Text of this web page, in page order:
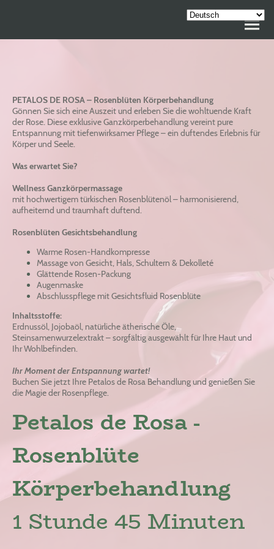
PETALOS DE ROSA – Rosenblüten Körperbehandlung
Gönnen Sie sich eine Auszeit und erleben Sie die wohltuende Kraft
der Rose. Diese exklusive Ganzkörperbehandlung vereint pure
Entspannung mit tiefenwirksamer Pflege – ein duftendes Erlebnis für
Körper und Seele.
Was erwartet Sie?
Wellness Ganzkörpermassage
mit hochwertigem türkischen Rosenblütenöl – harmonisierend,
aufheiternd und traumhaft duftend.
Rosenblüten Gesichtsbehandlung
Warme Rosen-Handkompresse
Massage von Gesicht, Hals, Schultern & Dekolleté
Glättende Rosen-Packung
Augenmaske
Abschlusspflege mit Gesichtsfluid Rosenblüte
Inhaltsstoffe:
Erdnussöl, Jojobaöl, natürliche ätherische Öle,
Steinsamenwurzelextrakt – sorgfältig ausgewählt für Ihre Haut und
Ihr Wohlbefinden.
Ihr Moment der Entspannung wartet!
Buchen Sie jetzt Ihre Petalos de Rosa Behandlung und genießen Sie
die Magie der Rosenpflege.
Petalos de Rosa -
Rosenblüte
Körperbehandlung
1 Stunde 45 Minuten